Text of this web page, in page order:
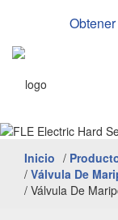
Inicio /
/ Válvula De
/ Válvula De